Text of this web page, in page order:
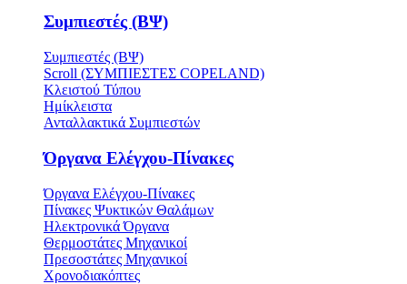
Συμπιεστές (ΒΨ)
Συμπιεστές (ΒΨ)
Scroll (ΣΥΜΠΙΕΣΤΕΣ COPELAND)
Κλειστού Τύπου
Ημίκλειστα
Ανταλλακτικά Συμπιεστών
Όργανα Ελέγχου-Πίνακες
Όργανα Ελέγχου-Πίνακες
Πίνακες Ψυκτικών Θαλάμων
Ηλεκτρονικά Όργανα
Θερμοστάτες Μηχανικοί
Πρεσοστάτες Μηχανικοί
Χρονοδιακόπτες